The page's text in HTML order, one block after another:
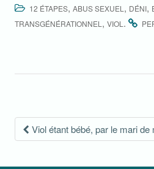
12 ÉTAPES, ABUS SEXUEL , DÉNI,
TRANSGÉNÉRATIONNEL , VIOL .
Navigation
Viol étant bébé, par le mari de